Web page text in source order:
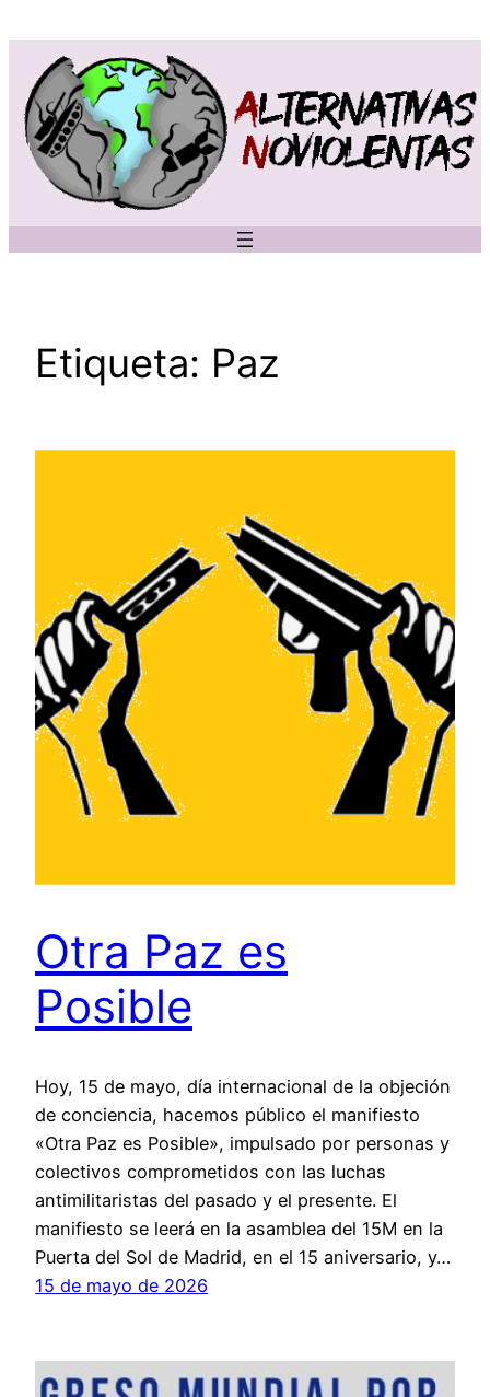
contenido
Etiqueta: Paz
Otra Paz es
Posible
Hoy, 15 de mayo, día internacional de la objeción
de conciencia, hacemos público el manifiesto
«Otra Paz es Posible», impulsado por personas y
colectivos comprometidos con las luchas
antimilitaristas del pasado y el presente. El
manifiesto se leerá en la asamblea del 15M en la
Puerta del Sol de Madrid, en el 15 aniversario, y…
15 de mayo de 2026